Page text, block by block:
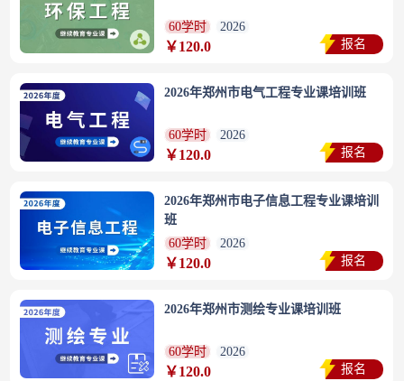
60学时 2026
￥120.0 报名
2026年郑州市电气工程专业课培训班
60学时 2026
￥120.0 报名
2026年郑州市电子信息工程专业课培训
班
60学时
2026
￥120.0 报名
2026年郑州市测绘专业课培训班
60学时 2026
￥120.0 报名